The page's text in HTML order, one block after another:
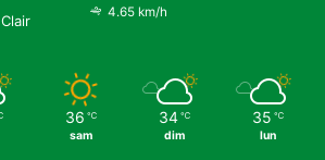
4.65 km/h
36 ℃
sam
34 ℃
dim
35 ℃
lun